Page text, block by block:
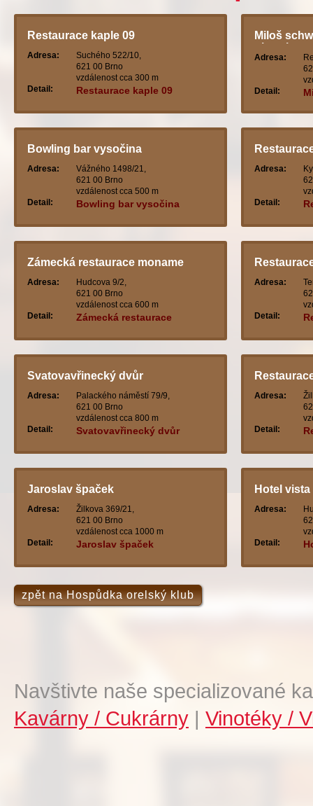
Restaurace kaple 09
Adresa:
Suchého 522/10,
621 00 Brno
vzdálenost cca 300 m
Detail:
Restaurace kaple 09
Miloš
pizzerie u
Adresa:
Detail:
Bowling bar vysočina
Adresa:
Vážného 1498/21,
621 00 Brno
vzdálenost cca 500 m
Detail:
Bowling bar vysočina
Adresa:
Detail:
Zámecká restaurace moname
Adresa:
Hudcova 9/2,
621 00 Brno
vzdálenost cca 600 m
Detail:
Zámecká restaurace
Adresa:
Detail:
Svatovavřinecký dvůr
Adresa:
Palackého náměstí 79/9,
621 00 Brno
vzdálenost cca 800 m
Detail:
Svatovavřinecký dvůr
Adresa:
Detail:
Jaroslav špaček
Adresa:
Žilkova 369/21,
621 00 Brno
vzdálenost cca 1000 m
Detail:
Jaroslav špaček
Hotel vista
Adresa:
Detail:
zpět na Hospůdka orelský klub
Navštivte naše specializované
Kavárny / Cukrárny | Vinotéky /